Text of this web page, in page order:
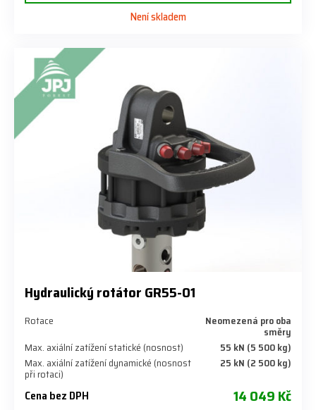
Není skladem
Hydraulický rotátor GR55-01
Rotace Neomezená pro oba
směry
Max. axiální zatížení statické (nosnost)
55 kN (5 500 kg)
Max. axiální zatížení dynamické (nosnost
při rotaci)
25 kN (2 500 kg)
Cena bez DPH 14 049 Kč